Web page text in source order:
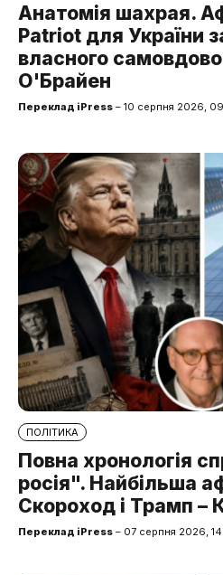
Анатомія шахрая.
Patriot для України
власного
О'Брайен
Переклад iPress – 10 серпня 2026,
ПОЛІТИКА
Повна хронологія
росія". Найбільша
Скороход і Трамп –
Переклад iPress – 07 серпня 2026,